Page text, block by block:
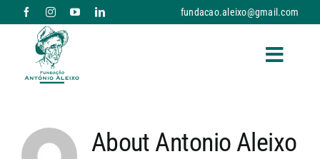
to
content
fundacao.aleixo@gmail.com
Toggle
RESPOSTAS SOCIAIS E SERVIÇOS
About Antonio Aleixo